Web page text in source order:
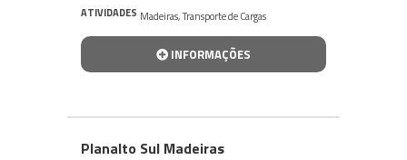
ATIVIDADES Madeiras,Transporte de Cargas
INFORMAÇÕES
Planalto Sul Madeiras